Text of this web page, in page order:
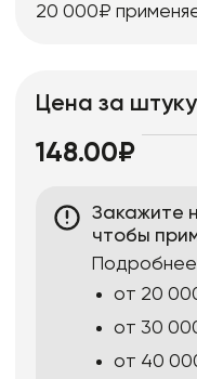
20 000₽
Цена за штуку
148.00₽
Закажите
чтобы
Подробнее
от 20
от 30
от 40